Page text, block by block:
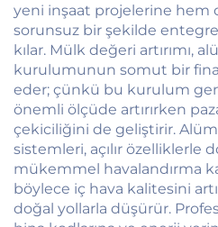
yeni inşaat projelerine hem
sorunsuz bir şekilde
kılar. Mülk değeri artırımı,
kurulumunun somut bir
eder; çünkü bu kurulum
önemli ölçüde artırırken
çekiciliğini de geliştirir.
sistemleri, açılır özelliklerle
mükemmel havalandırma
böylece iç hava kalitesini
doğal yollarla düşürür.